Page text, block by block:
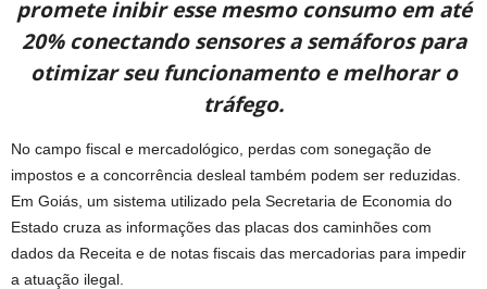
promete inibir esse mesmo consumo em até
20% conectando sensores a semáforos para
otimizar seu funcionamento e melhorar o
tráfego.
No campo fiscal e mercadológico, perdas com sonegação de
impostos e a concorrência desleal também podem ser reduzidas.
Em Goiás, um sistema utilizado pela Secretaria de Economia do
Estado cruza as informações das placas dos caminhões com
dados da Receita e de notas fiscais das mercadorias para impedir
a atuação ilegal.